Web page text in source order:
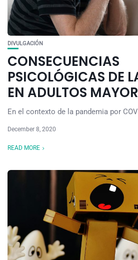
DIVULGACIÓN
CONSECUENCIAS
PSICOLÓGICAS DE
EN ADULTOS
En el contexto de la pandemia por
December 8, 2020
READ MORE